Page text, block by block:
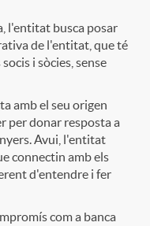
l'entitat busca posar
de l'entitat, que té
i sòcies, sense
amb el seu origen
per donar resposta a
Avui, l'entitat
connectin amb els
d'entendre i fer
com a banca